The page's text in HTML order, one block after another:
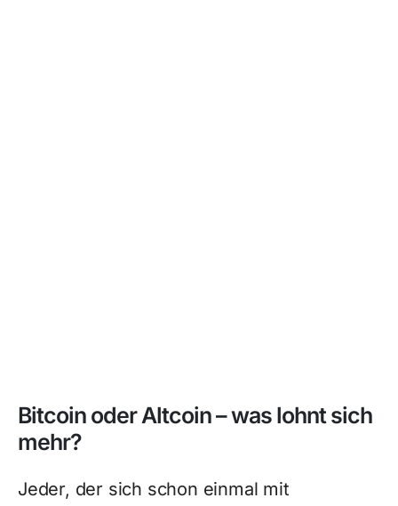
Bitcoin oder Altcoin – was lohnt sich
mehr?
Jeder, der sich schon einmal mit